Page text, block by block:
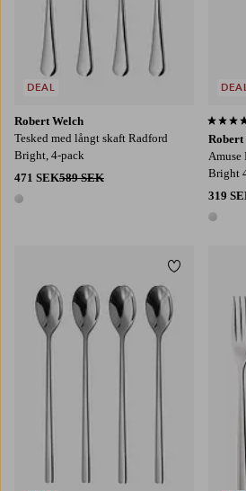
Robert Welch
Tesked med långt skaft Radford
Bright, 4-pack
471 SEK589 SEK
1 färg
DEAL
Robert
Amuse
Bright
319
1 färg
5,0
Lägg till i